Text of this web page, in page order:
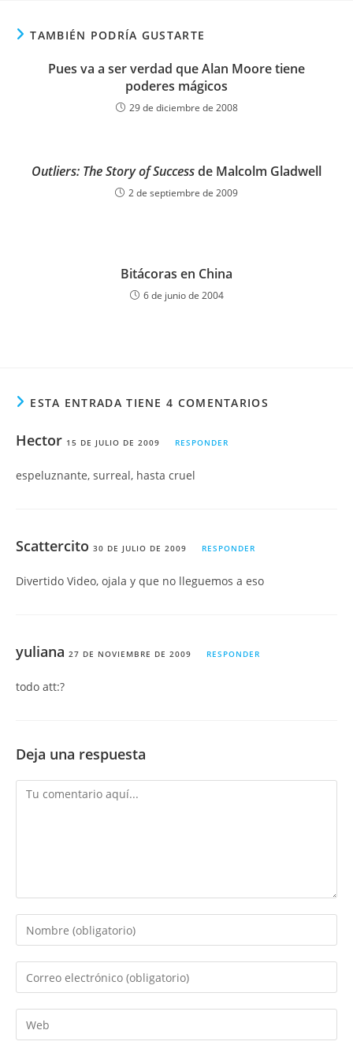
TAMBIÉN PODRÍA GUSTARTE
Pues va a ser verdad que Alan Moore tiene
poderes mágicos
29 de diciembre de 2008
Outliers: The Story of Successde Malcolm Gladwell
2 de septiembre de 2009
Bitácoras en China
6 de junio de 2004
ESTA ENTRADA TIENE 4 COMENTARIOS
Hector 15 DE JULIO DE 2009 RESPONDER
espeluznante, surreal, hasta cruel
Scattercito 30 DE JULIO DE 2009 RESPONDER
Divertido Video, ojala y que no lleguemos a eso
yuliana 27 DE NOVIEMBRE DE 2009 RESPONDER
todo att:?
Deja una respuesta
Comentario
Introduce
tu
nombre
de
usuario
Introduce
tu
dirección
de
Introduce
la